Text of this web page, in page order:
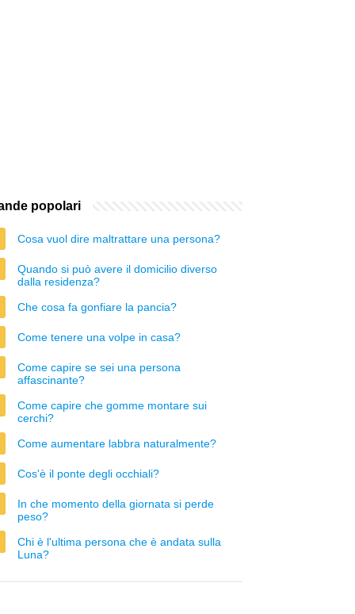
popolari
Cosa vuol dire maltrattare una persona?
Quando si può avere il domicilio diverso
dalla residenza?
Che cosa fa gonfiare la pancia?
Come tenere una volpe in casa?
Come capire se sei una persona
affascinante?
Come capire che gomme montare sui
cerchi?
Come aumentare labbra naturalmente?
Cos'è il ponte degli occhiali?
In che momento della giornata si perde
peso?
Chi è l'ultima persona che è andata sulla
Luna?